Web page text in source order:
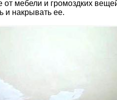
мебели и громоздких
и накрывать ее.